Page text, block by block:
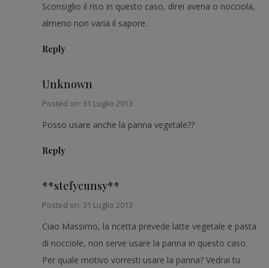
Sconsiglio il riso in questo caso, direi avena o nocciola,
almeno non varia il sapore.
Reply
Unknown
Posted on: 31 Luglio 2013
Posso usare anche la panna vegetale??
Reply
**stefycunsy**
Posted on: 31 Luglio 2013
Ciao Massimo, la ricetta prevede latte vegetale e pasta
di nocciole, non serve usare la panna in questo caso.
Per quale motivo vorresti usare la panna? Vedrai tu